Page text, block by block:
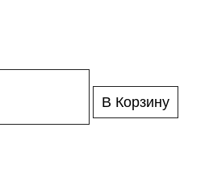
В Корзину